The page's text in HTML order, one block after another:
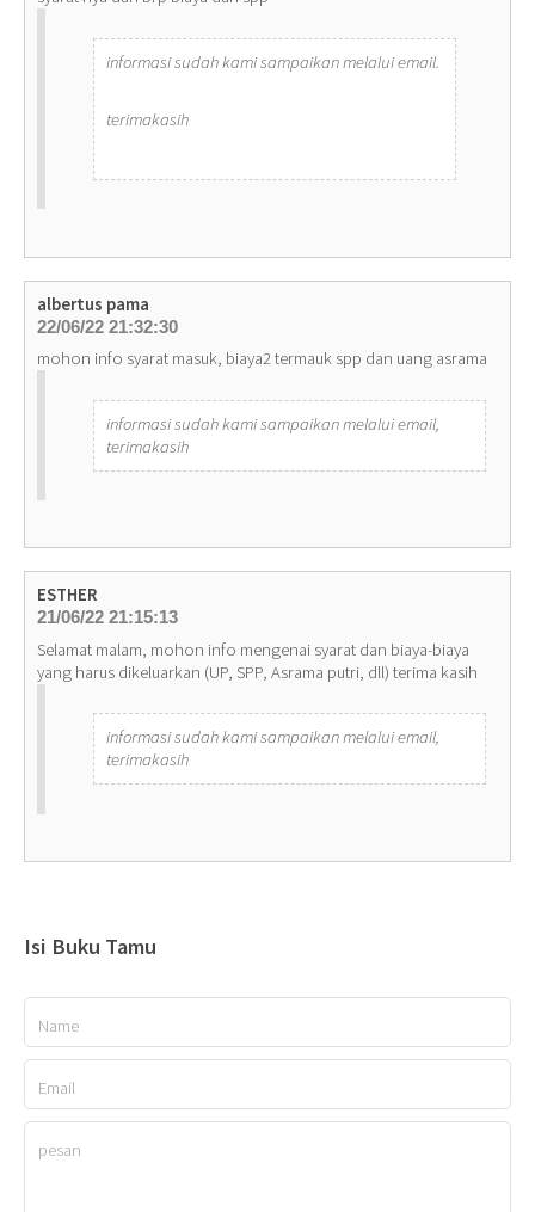
informasi sudah kami sampaikan melalui email.
terimakasih
albertus pama
22/06/22 21:32:30
mohon info syarat masuk, biaya2 termauk spp dan uang asrama
informasi sudah kami sampaikan melalui email,
terimakasih
ESTHER
21/06/22 21:15:13
Selamat malam, mohon info mengenai syarat dan biaya-biaya
yang harus dikeluarkan (UP, SPP, Asrama putri, dll) terima kasih
informasi sudah kami sampaikan melalui email,
terimakasih
Isi Buku Tamu